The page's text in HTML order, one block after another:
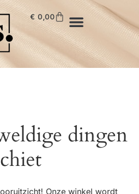
€ 0,00
dingen
Onze winkel wordt